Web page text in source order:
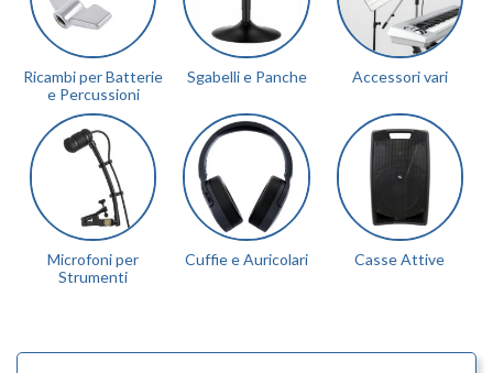
Ricambi per Batterie
e Percussioni
Sgabelli e Panche Accessori vari
Microfoni per
Strumenti
Cuffie e Auricolari Casse Attive